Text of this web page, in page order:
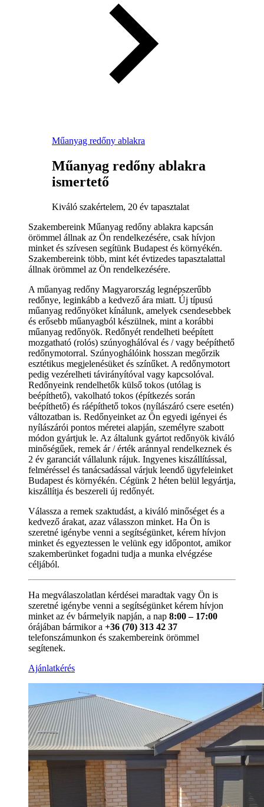
Műanyag redőny ablakra
Műanyag redőny ablakra
ismertető
Kiváló szakértelem, 20 év tapasztalat
Szakembereink Műanyag redőny ablakra kapcsán
örömmel állnak az Ön rendelkezésére, csak hívjon
minket és szívesen segítünk Budapest és környékén.
Szakembereink több, mint két évtizedes tapasztalattal
állnak örömmel az Ön rendelkezésére.
A műanyag redőny Magyarország legnépszerűbb
redőnye, leginkább a kedvező ára miatt. Új típusú
műanyag redőnyöket kínálunk, amelyek csendesebbek
és erősebb műanyagból készülnek, mint a korábbi
műanyag redőnyök. Redőnyét rendelheti beépített
mozgatható (rolós) szúnyoghálóval és / vagy beépíthető
redőnymotorral. Szúnyoghálóink hosszan megőrzik
esztétikus megjelenésüket és színűket. A redőnymotort
pedig vezérelheti távirányítóval vagy kapcsolóval.
Redőnyeink rendelhetők külső tokos (utólag is
beépíthető), vakolható tokos (építkezés során
beépíthető) és ráépíthető tokos (nyílászáró csere esetén)
változatban is. Redőnyeinket az Ön egyedi igényei és
nyílászárói pontos méretei alapján, személyre szabott
módon gyártjuk le. Az általunk gyártot redőnyök kiváló
minőségűek, remek ár / érték aránnyal rendelkeznek és
2 év garanciát vállalunk rájuk. Ingyenes kiszállítással,
felméréssel és tanácsadással várjuk leendő ügyfeleinket
Budapest és környékén. Cégünk 2 héten belül legyártja,
kiszállítja és beszereli új redőnyét.
Válassza a remek szaktudást, a kiváló minőséget és a
kedvező árakat, azaz válasszon minket. Ha Ön is
szeretné igénybe venni a segítségünket, kérem hívjon
minket és egyeztessen le velünk egy időpontot, amikor
szakemberünket fogadni tudja a munka elvégzése
céljából.
Ha megválaszolatlan kérdései maradtak vagy Ön is
szeretné igénybe venni a segítségünket kérem hívjon
minket az év bármelyik napján, a nap 8:00 – 17:00
órájában bármikor a +36 (70) 313 42 37
telefonszámunkon és szakembereink örömmel
segítenek.
Ajánlatkérés